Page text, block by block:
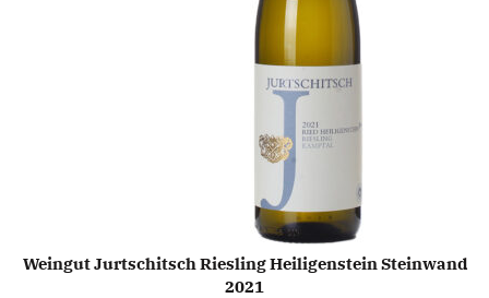
TOEVOEGEN AAN WINKELWAGEN
Weingut Jurtschitsch Riesling Heiligenstein Steinwand
2021